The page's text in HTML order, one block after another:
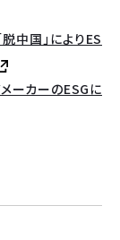
脱中国」によりES
メーカーのESGに